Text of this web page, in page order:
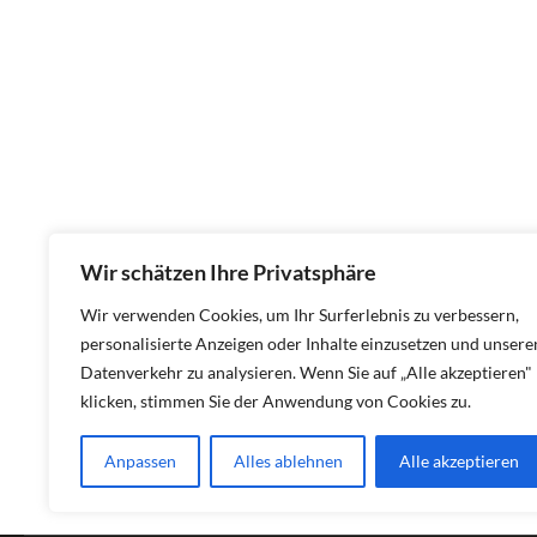
Wir schätzen Ihre Privatsphäre
Wir verwenden Cookies, um Ihr Surferlebnis zu verbessern,
personalisierte Anzeigen oder Inhalte einzusetzen und
Datenverkehr zu analysieren. Wenn Sie auf „Alle akzeptieren"
klicken, stimmen Sie der Anwendung von Cookies zu.
Anpassen Alles ablehnen Alle akzeptieren